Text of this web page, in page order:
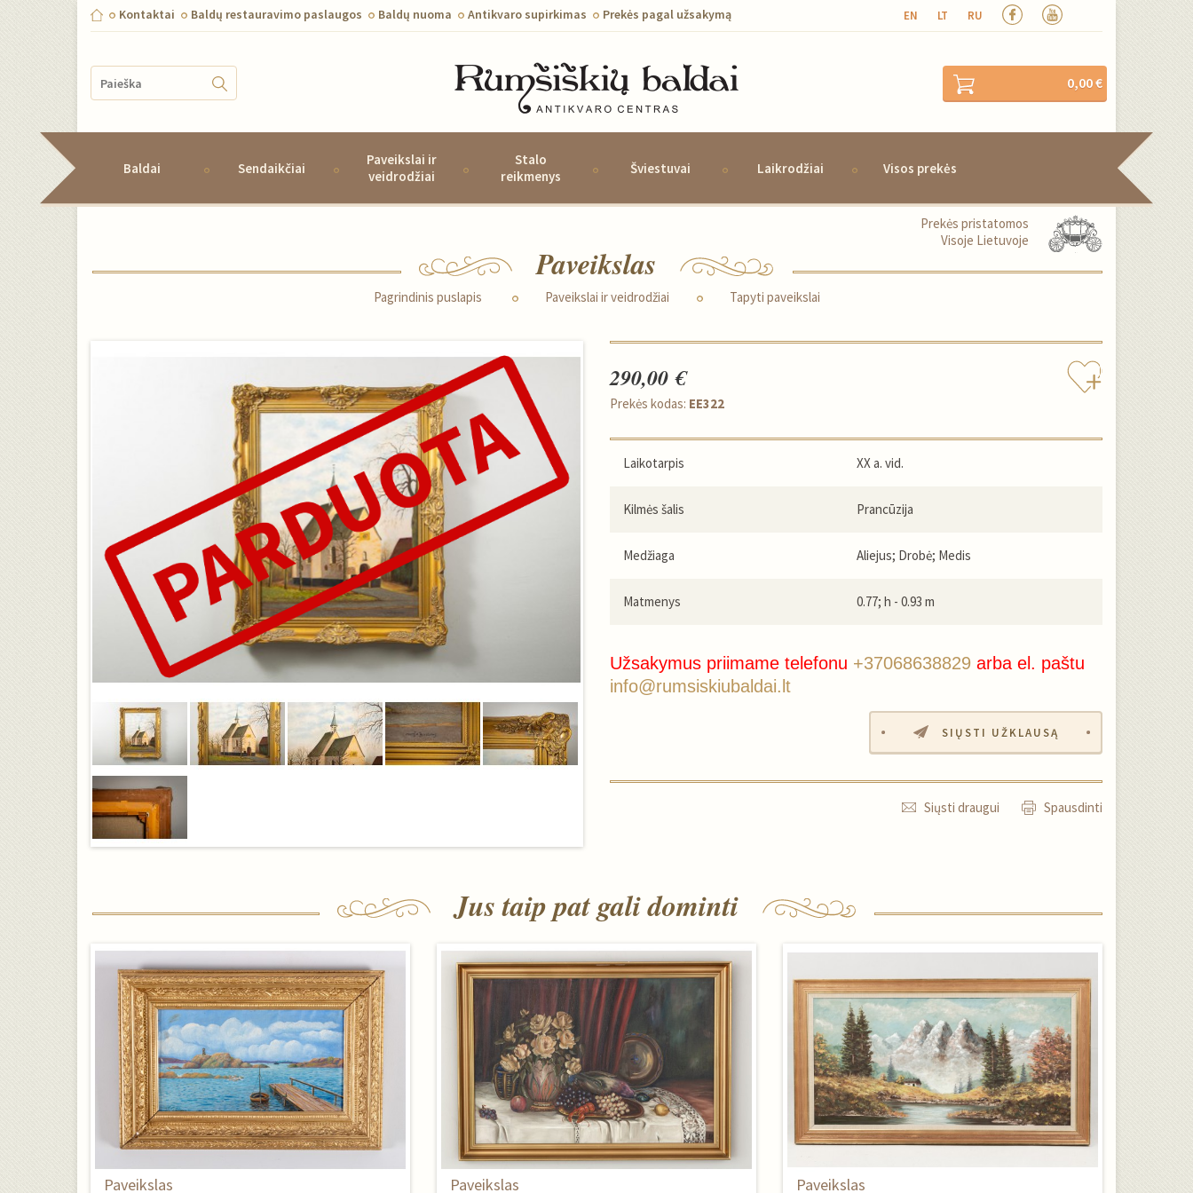
Kontaktai Baldų restauravimo paslaugos Baldų nuoma Antikvaro supirkimas Prekės pagal užsakymą EN LT RU
0,00 €
Baldai Sendaikčiai
Paveikslai ir
veidrodžiai
Stalo
reikmenys
Šviestuvai Laikrodžiai Visos prekės
Prekės pristatomos
Visoje Lietuvoje
Paveikslas
Pagrindinis puslapis Paveikslai ir veidrodžiai Tapyti paveikslai
290,00 €
Prekės kodas: EE322
Laikotarpis XX a. vid.
Kilmės šalis Prancūzija
Medžiaga Aliejus; Drobė; Medis
Matmenys 0.77; h - 0.93 m
Užsakymus priimame telefonu +37068638829 arba el. paštu
info@rumsiskiubaldai.lt
SIŲSTI UŽKLAUSĄ
Siųsti draugui Spausdinti
Jus taip pat gali dominti
Paveikslas Paveikslas Paveikslas